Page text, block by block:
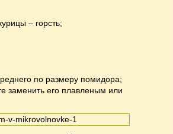
– горсть;
по размеру помидора;
заменить его плавленым или